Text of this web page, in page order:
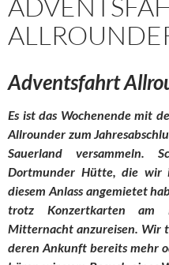
Adventsfahrt
Es ist das Wochenende mit
Allrounder zum
Sauerland versammeln.
Dortmunder Hütte, die wir
diesem Anlass angemietet
trotz Konzertkarten am
Mitternacht anzureisen. Wir
deren Ankunft bereits mehr